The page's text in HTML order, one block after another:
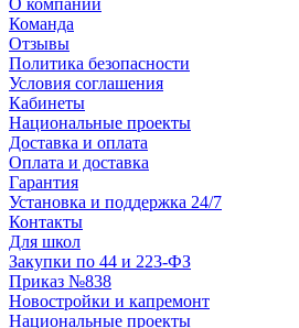
О компании
Команда
Отзывы
Политика безопасности
Условия соглашения
Кабинеты
Национальные проекты
Доставка и оплата
Оплата и доставка
Гарантия
Установка и поддержка 24/7
Контакты
Для школ
Закупки по 44 и 223-ФЗ
Приказ №838
Новостройки и капремонт
Национальные проекты